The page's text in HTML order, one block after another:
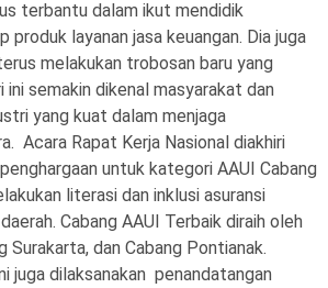
terbantu dalam ikut mendidik
produk layanan jasa keuangan. Dia juga
melakukan trobosan baru yang
semakin dikenal masyarakat dan
yang kuat dalam menjaga
Acara Rapat Kerja Nasional diakhiri
untuk kategori AAUI Cabang
literasi dan inklusi asuransi
Cabang AAUI Terbaik diraih oleh
Surakarta, dan Cabang Pontianak.
juga dilaksanakan penandatangan